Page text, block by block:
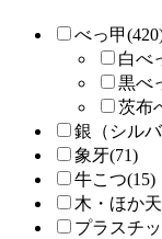
べっ甲
白べ
黒べ
茨布
銀（シル
象牙(71)
牛こつ(15)
木・ほか
プラスチ